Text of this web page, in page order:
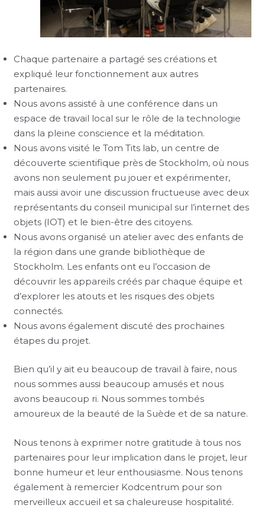
Chaque partenaire a partagé ses créations et
expliqué leur fonctionnement aux autres
partenaires.
Nous avons assisté à une conférence dans un
espace de travail local sur le rôle de la technologie
dans la pleine conscience et la méditation.
Nous avons visité le Tom Tits lab, un centre de
découverte scientifique près de Stockholm, où nous
avons non seulement pu jouer et expérimenter,
mais aussi avoir une discussion fructueuse avec deux
représentants du conseil municipal sur l’internet des
objets (IOT) et le bien-être des citoyens.
Nous avons organisé un atelier avec des enfants de
la région dans une grande bibliothèque de
Stockholm. Les enfants ont eu l’occasion de
découvrir les appareils créés par chaque équipe et
d’explorer les atouts et les risques des objets
connectés.
Nous avons également discuté des prochaines
étapes du projet.
Bien qu’il y ait eu beaucoup de travail à faire, nous
nous sommes aussi beaucoup amusés et nous
avons beaucoup ri. Nous sommes tombés
amoureux de la beauté de la Suède et de sa nature.
Nous tenons à exprimer notre gratitude à tous nos
partenaires pour leur implication dans le projet, leur
bonne humeur et leur enthousiasme. Nous tenons
également à remercier Kodcentrum pour son
merveilleux accueil et sa chaleureuse hospitalité.